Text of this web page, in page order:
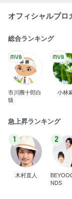
オフィシャルブロ
総合ランキング
市川團十郎白
猿
小林
急上昇ランキング
1
木村直人
2
NDS